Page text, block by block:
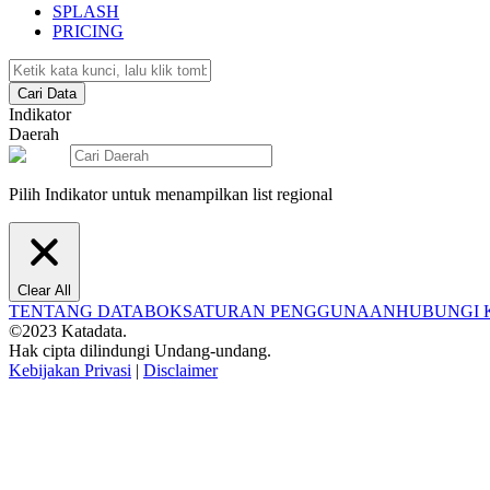
SPLASH
PRICING
Cari Data
Indikator
Daerah
Pilih Indikator untuk menampilkan list regional
Clear All
TENTANG DATABOKSATURAN PENGGUNAANHUBUNGI
©2023 Katadata.
Hak cipta dilindungi Undang-undang.
Kebijakan Privasi | Disclaimer